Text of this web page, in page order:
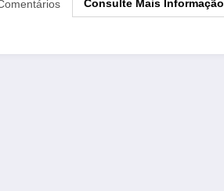
Consulte Mais Informação